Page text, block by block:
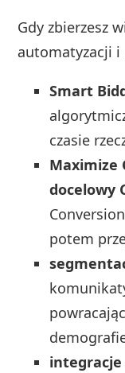
Gdy zbierzesz
automatyzacji i
Smart
czasie
Maximize
docelowy
potem
integracje